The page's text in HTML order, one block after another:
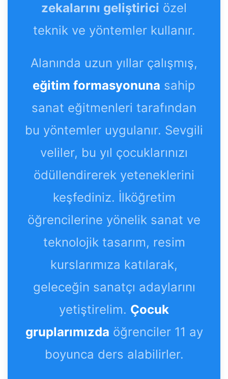
zekalarını geliştirici özel
teknik ve yöntemler kullanır.
Alanında uzun yıllar çalışmış,
eğitim formasyonuna sahip
sanat eğitmenleri tarafından
bu yöntemler uygulanır. Sevgili
veliler, bu yıl çocuklarınızı
ödüllendirerek yeteneklerini
keşfediniz. İlköğretim
öğrencilerine yönelik sanat ve
teknolojik tasarım, resim
kurslarımıza katılarak,
geleceğin sanatçı adaylarını
yetiştirelim. Çocuk
gruplarımızda öğrenciler 11 ay
boyunca ders alabilirler.